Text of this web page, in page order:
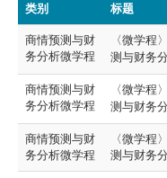
类别 标题
商情预测与财
务分析微学程
〈微学程〉
测与财务
商情预测与财
务分析微学程
〈微学程
测与财务
商情预测与财
务分析微学程
〈微学程
测与财务